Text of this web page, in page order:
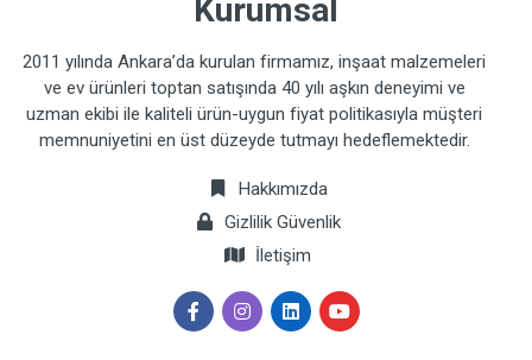
Kurumsal
2011 yılında Ankara’da kurulan firmamız, inşaat malzemeleri
ve ev ürünleri toptan satışında 40 yılı aşkın deneyimi ve
uzman ekibi ile kaliteli ürün-uygun fiyat politikasıyla müşteri
memnuniyetini en üst düzeyde tutmayı hedeflemektedir.
Hakkımızda
Gizlilik Güvenlik
İletişim